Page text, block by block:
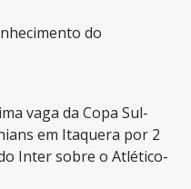
do
vaga da Copa Sul-
em Itaquera por 2
Inter sobre o Atlético-